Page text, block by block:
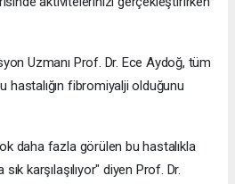
Uzmanı Prof. Dr. Ece Aydoğ, tüm
hastalığın fibromiyalji olduğunu
daha fazla görülen bu hastalıkla
karşılaşılıyor" diyen Prof. Dr.